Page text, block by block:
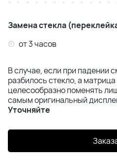
Samsung A57 (A576)
Samsung S20 (G980)
Samsung S20 Ultra
Samsung S20 FE
Замена стекла
от 3 часов
В случае, если при падении
разбилось стекло, а
целесообразно поменять
самым оригинальный
Уточняйте